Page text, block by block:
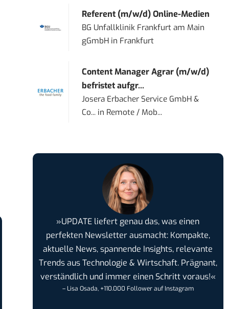
Referent (m/w/d) Online-Medien
BG Unfallklinik Frankfurt am Main
gGmbH in Frankfurt
Content Manager Agrar (m/w/d)
befristet aufgr...
Josera Erbacher Service GmbH &
Co... in Remote / Mob...
»UPDATE liefert genau das, was einen
perfekten Newsletter ausmacht: Kompakte,
aktuelle News, spannende Insights, relevante
Trends aus Technologie & Wirtschaft. Prägnant,
verständlich und immer einen Schritt voraus!«
– Lisa Osada, +110.000 Follower auf Instagram